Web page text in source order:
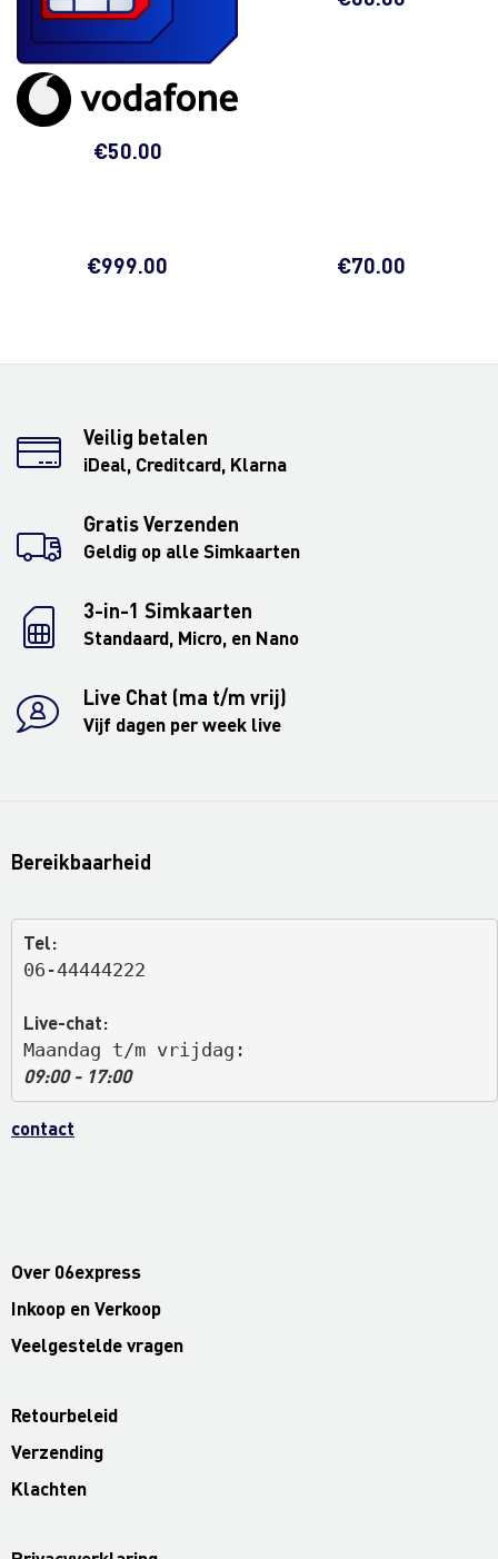
€50.00
€999.00 €70.00
Veilig betalen
iDeal, Creditcard, Klarna
Gratis Verzenden
Geldig op alle Simkaarten
3-in-1 Simkaarten
Standaard, Micro, en Nano
Live Chat (ma t/m vrij)
Vijf dagen per week live
Bereikbaarheid
Tel:
06-44444222
Live-chat:
Maandag t/m vrijdag:
09:00 - 17:00
contact
Over 06express
Inkoop en Verkoop
Veelgestelde vragen
Retourbeleid
Verzending
Klachten